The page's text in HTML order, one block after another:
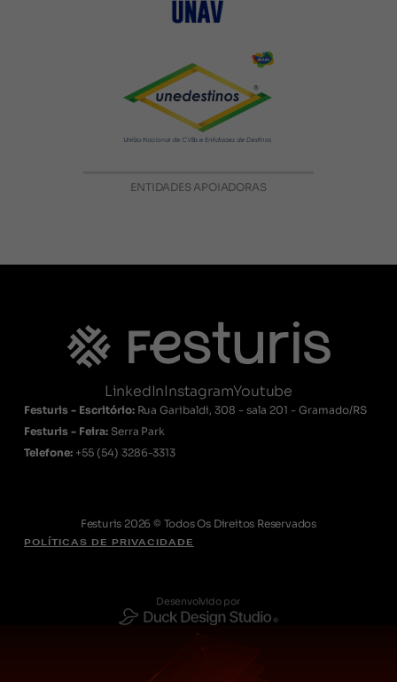
ENTIDADES APOIADORAS
LinkedInInstagramYoutube
Festuris - Escritório: Rua Garibaldi, 308 - sala 201 - Gramado/RS
Festuris - Feira: Serra Park
Telefone: +55 (54) 3286-3313
Festuris 2026 © Todos Os Direitos Reservados
POLÍTICAS DE PRIVACIDADE
Desenvolvido por